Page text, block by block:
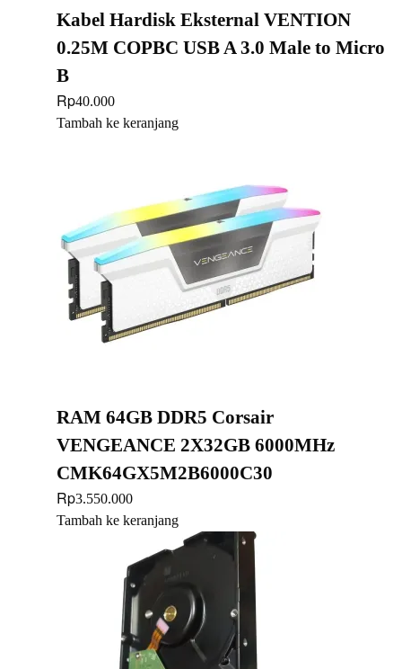
Kabel Hardisk Eksternal VENTION
0.25M COPBC USB A 3.0 Male to Micro
B
Rp40.000
Tambah ke keranjang
RAM 64GB DDR5 Corsair
VENGEANCE 2X32GB 6000MHz
CMK64GX5M2B6000C30
Rp3.550.000
Tambah ke keranjang